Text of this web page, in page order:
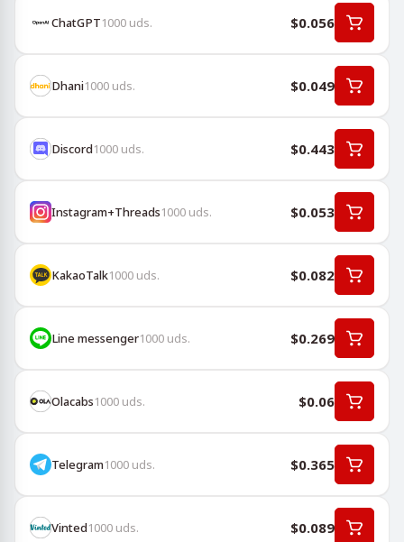
ChatGPT1000 uds. $0.056
Dhani1000 uds. $0.049
Discord1000 uds. $0.443
Instagram+Threads1000 uds. $0.053
KakaoTalk1000 uds. $0.082
Line messenger1000 uds. $0.269
Olacabs1000 uds. $0.06
Telegram1000 uds. $0.365
Vinted1000 uds. $0.089